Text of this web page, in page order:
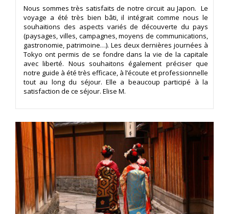
Nous sommes très satisfaits de notre circuit au Japon. Le
voyage a été très bien bâti, il intégrait comme nous le
souhaitions des aspects variés de découverte du pays
(paysages, villes, campagnes, moyens de communications,
gastronomie, patrimoine…). Les deux dernières journées à
Tokyo ont permis de se fondre dans la vie de la capitale
avec liberté. Nous souhaitons également préciser que
notre guide à été très efficace, à l’écoute et professionnelle
tout au long du séjour. Elle a beaucoup participé à la
satisfaction de ce séjour. Elise M.